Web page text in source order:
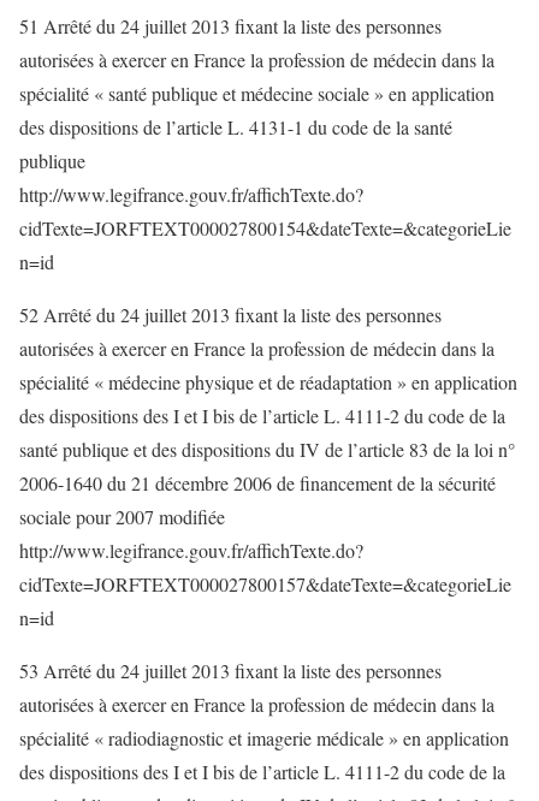
51 Arrêté du 24 juillet 2013 fixant la liste des personnes
autorisées à exercer en France la profession de médecin dans la
spécialité « santé publique et médecine sociale » en application
des dispositions de l’article L. 4131-1 du code de la santé
publique
http://www.legifrance.gouv.fr/affichTexte.do?
cidTexte=JORFTEXT000027800154&dateTexte=&categorieLie
n=id
52 Arrêté du 24 juillet 2013 fixant la liste des personnes
autorisées à exercer en France la profession de médecin dans la
spécialité « médecine physique et de réadaptation » en application
des dispositions des I et I bis de l’article L. 4111-2 du code de la
santé publique et des dispositions du IV de l’article 83 de la loi n°
2006-1640 du 21 décembre 2006 de financement de la sécurité
sociale pour 2007 modifiée
http://www.legifrance.gouv.fr/affichTexte.do?
cidTexte=JORFTEXT000027800157&dateTexte=&categorieLie
n=id
53 Arrêté du 24 juillet 2013 fixant la liste des personnes
autorisées à exercer en France la profession de médecin dans la
spécialité « radiodiagnostic et imagerie médicale » en application
des dispositions des I et I bis de l’article L. 4111-2 du code de la